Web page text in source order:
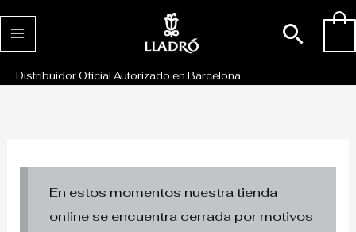
al
Distribuidor Oficial Autorizado en Barcelona
En estos momentos nuestra tienda
online se encuentra cerrada por motivos